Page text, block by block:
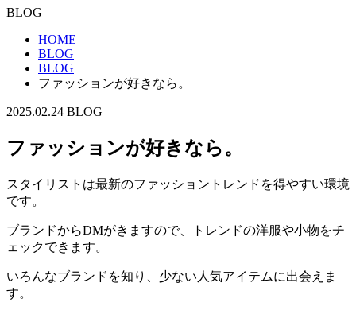
BLOG
HOME
BLOG
BLOG
ファッションが好きなら。
2025.02.24 BLOG
ファッションが好きなら。
スタイリストは最新のファッショントレンドを得やすい環境
です。
ブランドからDMがきますので、トレンドの洋服や小物をチ
ェックできます。
いろんなブランドを知り、少ない人気アイテムに出会えま
す。